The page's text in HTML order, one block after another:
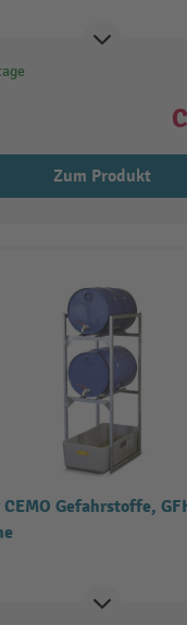
Zum Produkt
Gefahrstoffe,